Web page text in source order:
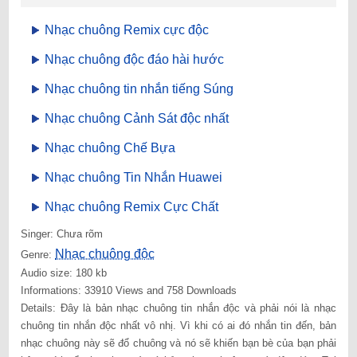
Nhạc chuông Remix cực độc
Nhạc chuông độc đáo hài hước
Nhạc chuông tin nhắn tiếng Súng
Nhạc chuông Cảnh Sát độc nhất
Nhạc chuông Chế Bựa
Nhạc chuông Tin Nhắn Huawei
Nhạc chuông Remix Cực Chất
Singer: Chưa rõm
Genre: Nhạc chuông độc
Audio size: 180 kb
Informations: 33910 Views and 758 Downloads
Details: Đây là bản nhạc chuông tin nhắn độc và phải nói là nhạc
chuông tin nhắn độc nhất vô nhị. Vì khi có ai đó nhắn tin đến, bản
nhạc chuông này sẽ đổ chuông và nó sẽ khiến bạn bè của bạn phải